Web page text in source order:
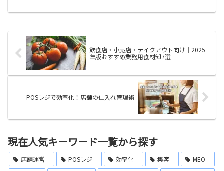
きる方法を解説します。
飲食店・小売店・テイクアウト向け｜2025
年版おすすめ業務用食材卸7選
POSレジで効率化！店舗の仕入れ管理術
現在人気キーワード一覧から探す
店舗運営 POSレジ 効率化 集客
MEO